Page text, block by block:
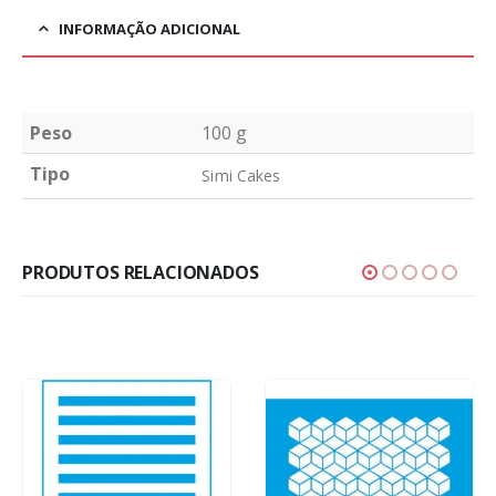
INFORMAÇÃO ADICIONAL
Peso
100 g
Tipo
Simi Cakes
PRODUTOS RELACIONADOS